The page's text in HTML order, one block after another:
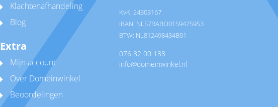
Klachtenafhandeling
Blog
Extra
Mijn account
Over Domeinwinkel
Beoordelingen
KvK: 24303167
IBAN: NL57RABO0159475953
BTW: NL812498434B01
076 82 00 188
info@domeinwinkel.nl